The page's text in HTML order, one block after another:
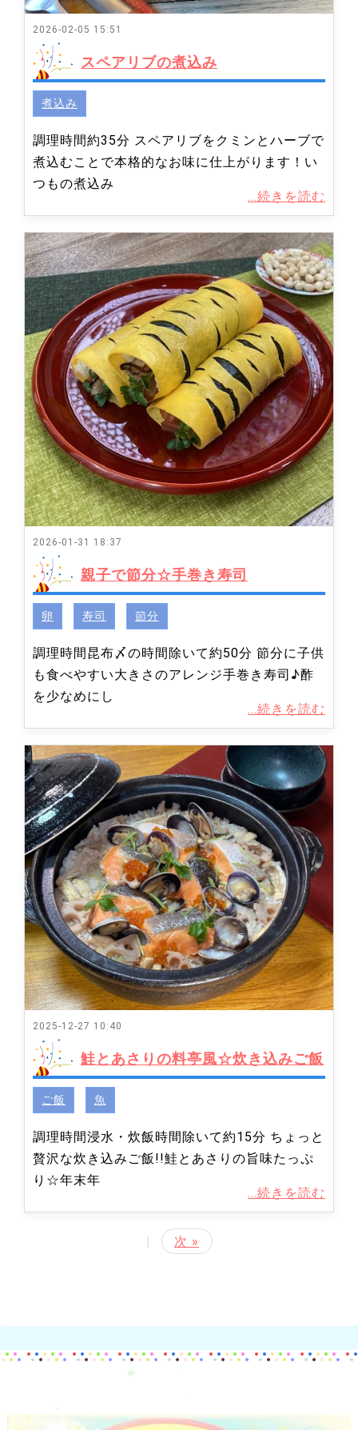
2026-02-05 15:51
スペアリブの煮込み
煮込み
調理時間約35分 スペアリブをクミンとハーブで
煮込むことで本格的なお味に仕上がります！い
つもの煮込み
...続きを読む
2026-01-31 18:37
親子で節分☆手巻き寿司
卵 寿司 節分
調理時間昆布〆の時間除いて約50分 節分に子供
も食べやすい大きさのアレンジ手巻き寿司♪酢
を少なめにし
...続きを読む
2025-12-27 10:40
鮭とあさりの料亭風☆炊き込みご飯
ご飯 魚
調理時間浸水・炊飯時間除いて約15分 ちょっと
贅沢な炊き込みご飯!!鮭とあさりの旨味たっぷ
り☆年末年
...続きを読む
| 次 »